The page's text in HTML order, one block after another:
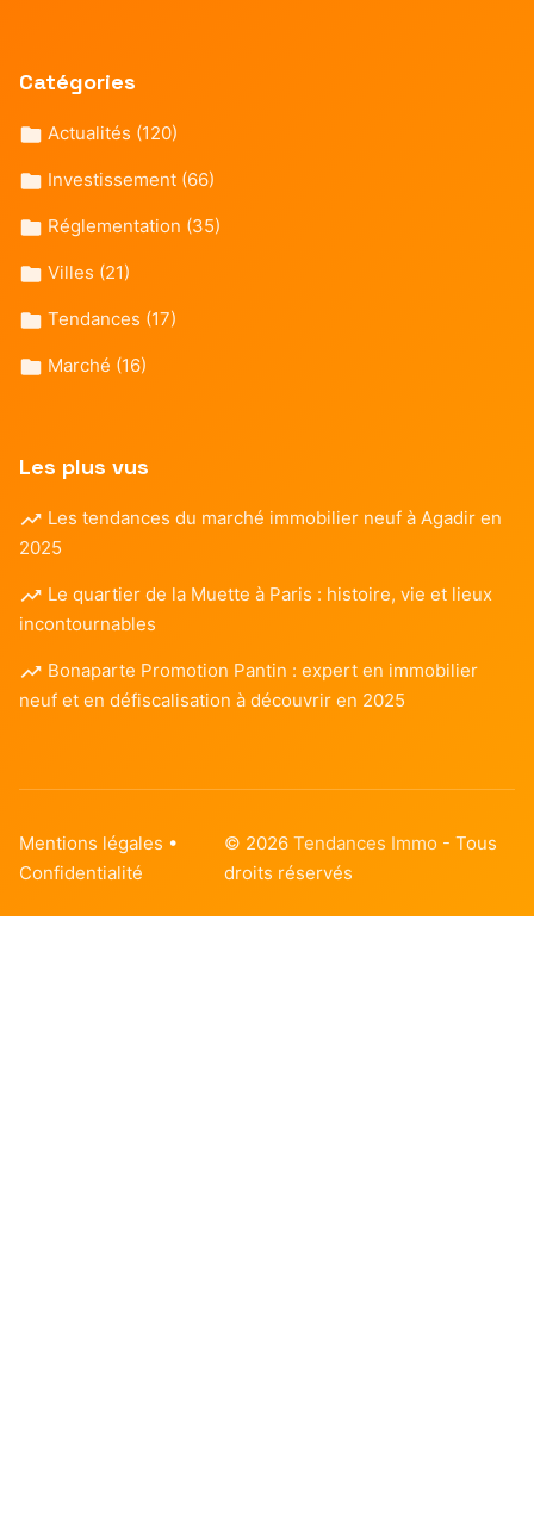
Catégories
Actualités (120)
Investissement (66)
Réglementation (35)
Villes (21)
Tendances (17)
Marché (16)
Les plus vus
Les tendances du marché immobilier neuf à Agadir en
2025
Le quartier de la Muette à Paris : histoire, vie et lieux
incontournables
Bonaparte Promotion Pantin : expert en immobilier
neuf et en défiscalisation à découvrir en 2025
Mentions légales •
Confidentialité
© 2026Tendances Immo - Tous
droits réservés